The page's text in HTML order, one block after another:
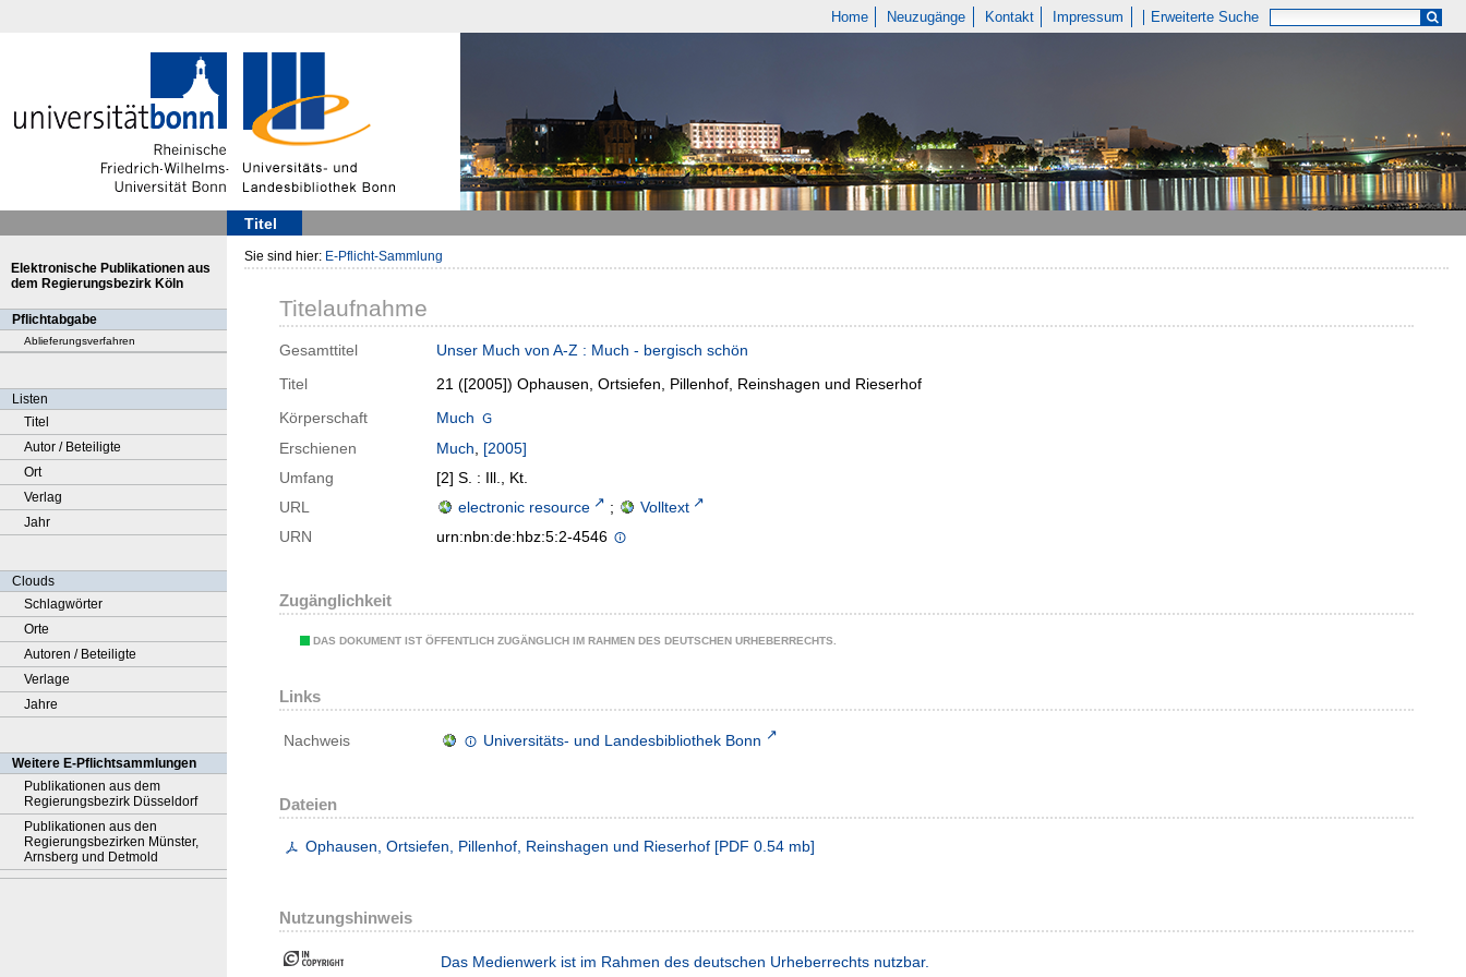
Home Neuzugänge Kontakt Impressum Erweiterte Suche
Titel
Elektronische Publikationen aus
dem Regierungsbezirk Köln
Pflichtabgabe
Ablieferungsverfahren
Listen
Titel
Autor / Beteiligte
Ort
Verlag
Jahr
Clouds
Schlagwörter
Orte
Autoren / Beteiligte
Verlage
Jahre
Weitere E-Pflichtsammlungen
Publikationen aus dem
Regierungsbezirk Düsseldorf
Publikationen aus den
Regierungsbezirken Münster,
Arnsberg und Detmold
Sie sind hier: E-Pflicht-Sammlung
Titelaufnahme
Gesamttitel
Unser Much von A-Z : Much - bergisch schön
Titel
21 ([2005]) Ophausen, Ortsiefen, Pillenhof, Reinshagen und Rieserhof
Körperschaft
Much
Erschienen
Much, [2005]
Umfang
[2] S. : Ill., Kt.
URL
electronic resource ;
Volltext
URN
urn:nbn:de:hbz:5:2-4546
Zugänglichkeit
DAS DOKUMENT IST ÖFFENTLICH ZUGÄNGLICH IM RAHMEN DES DEUTSCHEN URHEBERRECHTS.
Links
Nachweis Universitäts- und Landesbibliothek Bonn
Dateien
Ophausen, Ortsiefen, Pillenhof, Reinshagen und Rieserhof [PDF 0.54 mb]
Nutzungshinweis
Das Medienwerk ist im Rahmen des deutschen Urheberrechts nutzbar.